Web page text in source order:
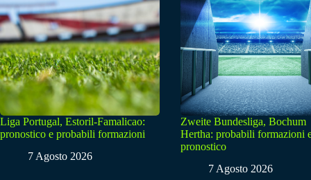
Liga Portugal, Estoril-Famalicao:
pronostico e probabili formazioni
7 Agosto 2026
Zweite Bundesliga, Bochum
Hertha: probabili formazioni
pronostico
7 Agosto 2026